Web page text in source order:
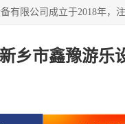
新乡市鑫豫游乐